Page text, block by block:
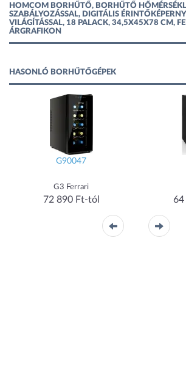
HOMCOM BORHŰTŐ, BORHŰTŐ
SZABÁLYOZÁSSAL, DIGITÁLIS
VILÁGÍTÁSSAL, 18 PALACK, 34,5X45X78 CM,
ÁRGRAFIKON
HASONLÓ BORHŰTŐGÉPEK
G90047
G3 Ferrari
72 890 Ft-tól